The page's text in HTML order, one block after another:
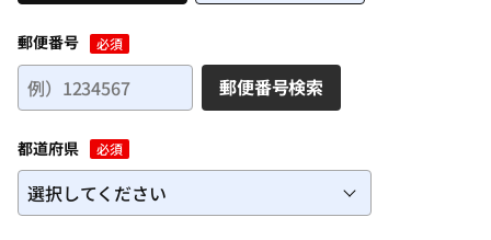
現在は寝室として利用しています。
＜記入するポイント＞
・リフォームで実現したいこと
・リフォーム箇所の詳細情報
郵便番号 必須
郵便番号検索
都道府県 必須